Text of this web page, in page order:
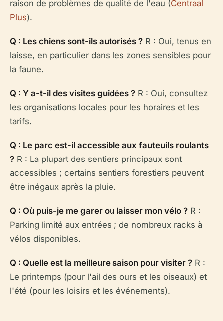
raison de problèmes de qualité de l'eau (Centraal
Plus).
Q : Les chiens sont-ils autorisés ? R : Oui, tenus en
laisse, en particulier dans les zones sensibles pour
la faune.
Q : Y a-t-il des visites guidées ? R : Oui, consultez
les organisations locales pour les horaires et les
tarifs.
Q : Le parc est-il accessible aux fauteuils roulants
? R : La plupart des sentiers principaux sont
accessibles ; certains sentiers forestiers peuvent
être inégaux après la pluie.
Q : Où puis-je me garer ou laisser mon vélo ? R :
Parking limité aux entrées ; de nombreux racks à
vélos disponibles.
Q : Quelle est la meilleure saison pour visiter ? R :
Le printemps (pour l'ail des ours et les oiseaux) et
l'été (pour les loisirs et les événements).